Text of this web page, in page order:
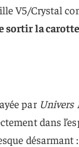
V5/Crystal
sortir la
par Univers
dans